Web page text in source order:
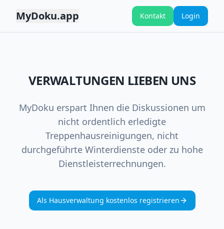
MyDoku.app Kontakt Login
VERWALTUNGEN LIEBEN UNS
MyDoku erspart Ihnen die Diskussionen um
nicht ordentlich erledigte
Treppenhausreinigungen, nicht
durchgeführte Winterdienste oder zu hohe
Dienstleisterrechnungen.
Als Hausverwaltung kostenlos registrieren